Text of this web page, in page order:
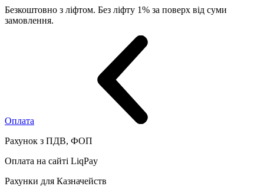
Безкоштовно з ліфтом. Без ліфту 1% за поверх від суми
замовлення.
Оплата
Рахунок з ПДВ, ФОП
Оплата на сайті LiqPay
Рахунки для Казначейств